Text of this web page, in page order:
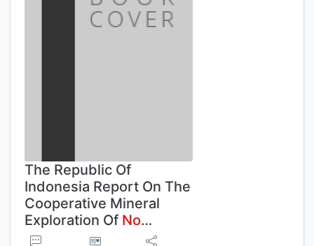
The Republic Of
Indonesia Report On The
Cooperative Mineral
Exploration Of No…